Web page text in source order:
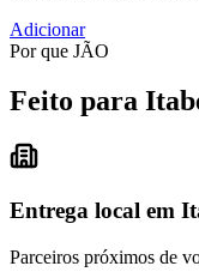
Adicionar
Por que JÃO
Feito para
Entrega local em
Parceiros próximos de